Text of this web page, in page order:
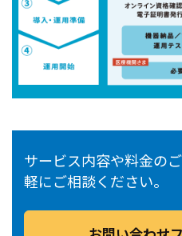
サービス内容や料金の
軽にご相談ください。